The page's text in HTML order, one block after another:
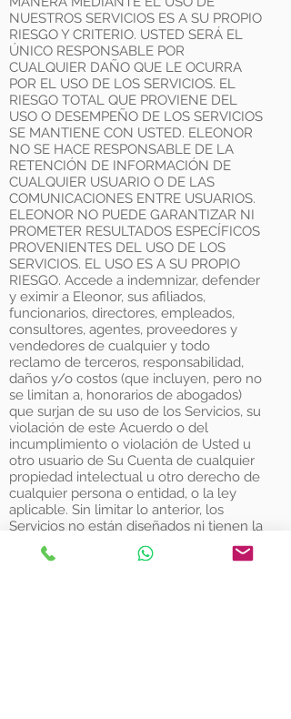
NUESTROS SERVICIOS ES A SU PROPIO
RIESGO Y CRITERIO. USTED SERÁ EL
ÚNICO RESPONSABLE POR
CUALQUIER DAÑO QUE LE OCURRA
POR EL USO DE LOS SERVICIOS. EL
RIESGO TOTAL QUE PROVIENE DEL
USO O DESEMPEÑO DE LOS SERVICIOS
SE MANTIENE CON USTED. ELEONOR
NO SE HACE RESPONSABLE DE LA
RETENCIÓN DE INFORMACIÓN DE
CUALQUIER USUARIO O DE LAS
COMUNICACIONES ENTRE USUARIOS.
ELEONOR NO PUEDE GARANTIZAR NI
PROMETER RESULTADOS ESPECÍFICOS
PROVENIENTES DEL USO DE LOS
SERVICIOS. EL USO ES A SU PROPIO
RIESGO. Accede a indemnizar, defender
y eximir a Eleonor, sus afiliados,
funcionarios, directores, empleados,
consultores, agentes, proveedores y
vendedores de cualquier y todo
reclamo de terceros, responsabilidad,
daños y/o costos (que incluyen, pero no
se limitan a, honorarios de abogados)
que surjan de su uso de los Servicios, su
violación de este Acuerdo o del
incumplimiento o violación de Usted u
otro usuario de Su Cuenta de cualquier
propiedad intelectual u otro derecho de
cualquier persona o entidad, o la ley
aplicable. Sin limitar lo anterior, los
Servicios no están diseñados ni tienen la
licencia para ser usados en ambientes
peligrosos que requieran controles a